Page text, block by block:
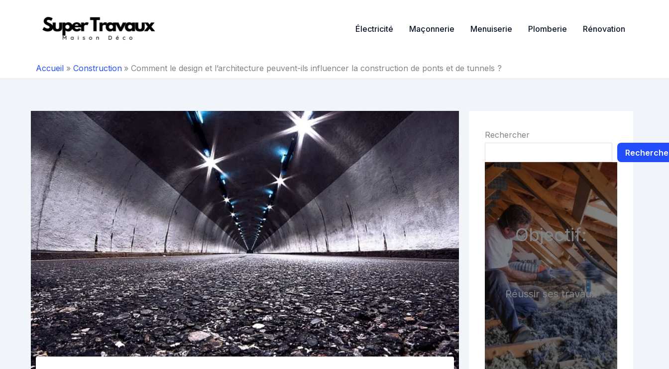
Électricité Maçonnerie Menuiserie Plomberie Rénovation
Accueil Construction Comment le design et l’architecture peuvent-ils influencer la construction de ponts et de tunnels ?
Rechercher
Objectif:
Réussir ses travaux